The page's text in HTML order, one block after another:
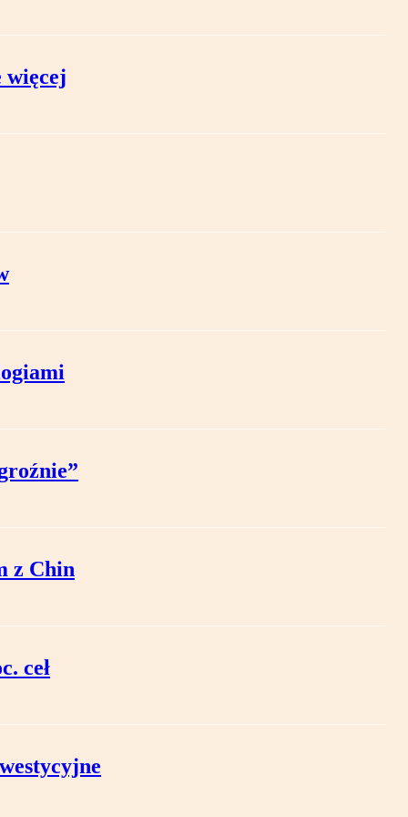
więcej
z Chin
ceł